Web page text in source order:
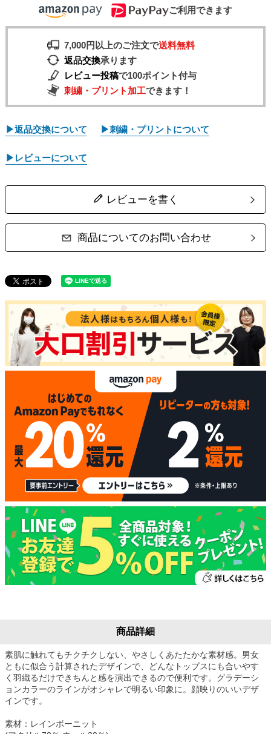
ご利用できます
7,000円以上のご注文で送料無料
返品交換承ります
レビュー投稿で100ポイント付与
刺繍・プリント加工できます！
▶返品交換について ▶刺繍・プリントについて
▶レビューについて
レビューを書く
商品についてのお問い合わせ
商品詳細
素肌に触れてもチクチクしない、やさしくあたたかな素材感。男女
ともに似合う計算されたデザインで、どんなトップスにも合いやす
く羽織るだけできちんと感を演出できるので便利です。グラデーシ
ョンカラーのラインがオシャレで明るい印象に。顔映りのいいデザ
インです。
素材：レインボーニット